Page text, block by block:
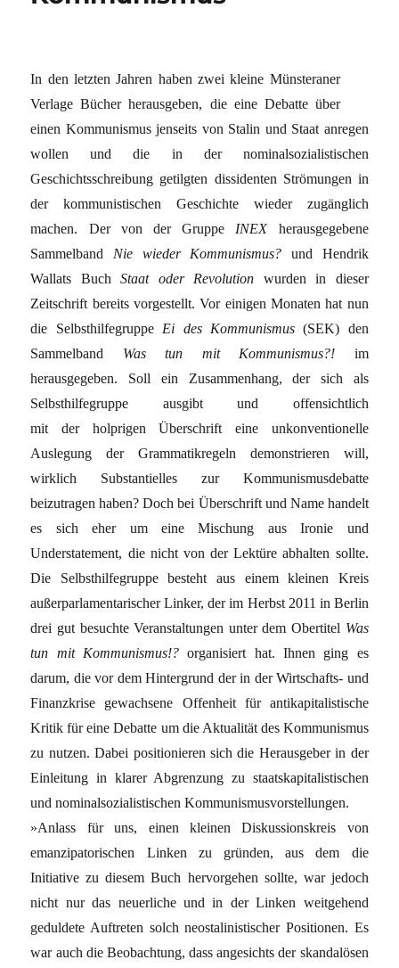
In den letzten Jahren haben zwei kleine Münsteraner
Verlage Bücher herausgeben, die eine Debatte über
einen Kommunismus jenseits von Stalin und Staat anregen
wollen und die in der nominalsozialistischen
Geschichtsschreibung getilgten dissidenten Strömungen in
der kommunistischen Geschichte wieder zugänglich
machen. Der von der Gruppe INEXherausgegebene
Sammelband Nie wieder Kommunismus? und Hendrik
Wallats BuchStaat oder Revolution wurden in dieser
Zeitschrift bereits vorgestellt. Vor einigen Monaten hat nun
die Selbsthilfegruppe Ei des Kommunismus(SEK) den
Sammelband Was tun mit Kommunismus?! im
herausgegeben. Soll ein Zusammenhang, der sich als
Selbsthilfegruppe ausgibt und offensichtlich
mit der holprigen Überschrift eine unkonventionelle
Auslegung der Grammatikregeln demonstrieren will,
wirklich Substantielles zur Kommunismusdebatte
beizutragen haben? Doch bei Überschrift und Name handelt
es sich eher um eine Mischung aus Ironie und
Understatement, die nicht von der Lektüre abhalten sollte.
Die Selbsthilfegruppe besteht aus einem kleinen Kreis
außerparlamentarischer Linker, der im Herbst 2011 in Berlin
drei gut besuchte Veranstaltungen unter dem Obertitel Was
tun mit Kommunismus!? organisiert hat. Ihnen ging es
darum, die vor dem Hintergrund der in der Wirtschafts- und
Finanzkrise gewachsene Offenheit für antikapitalistische
Kritik für eine Debatte um die Aktualität des Kommunismus
zu nutzen. Dabei positionieren sich die Herausgeber in der
Einleitung in klarer Abgrenzung zu staatskapitalistischen
und nominalsozialistischen Kommunismusvorstellungen.
»Anlass für uns, einen kleinen Diskussionskreis von
emanzipatorischen Linken zu gründen, aus dem die
Initiative zu diesem Buch hervorgehen sollte, war jedoch
nicht nur das neuerliche und in der Linken weitgehend
geduldete Auftreten solch neostalinistischer Positionen. Es
war auch die Beobachtung, dass angesichts der skandalösen